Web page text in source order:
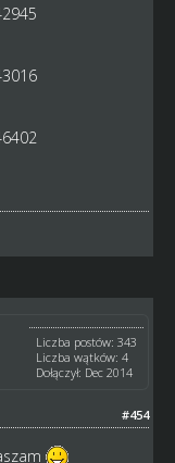
Liczba postów: 343
Liczba wątków: 4
Dołączył: Dec 2014
#454